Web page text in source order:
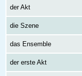
der Akt
die Szene
das Ensemble
der erste Akt